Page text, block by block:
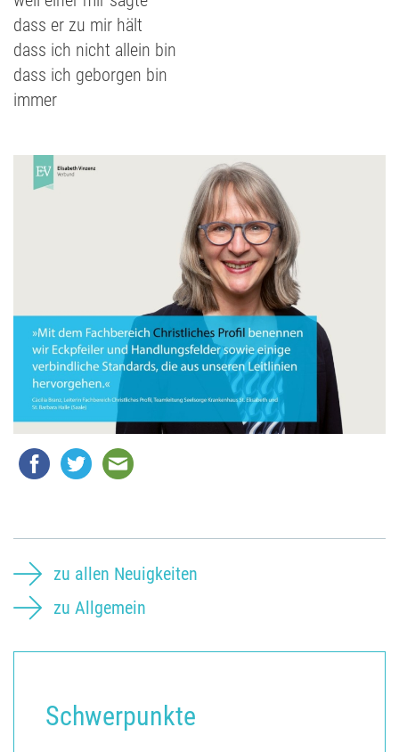
dass er zu mir hält
dass ich nicht allein bin
dass ich geborgen bin
immer
zu allen Neuigkeiten
zu Allgemein
Schwerpunkte